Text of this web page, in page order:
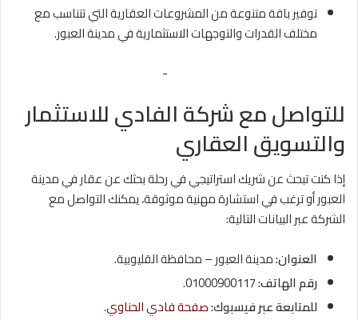
توفير باقة متنوعة من المشروعات العقارية التي تتناسب مع
مختلف القدرات والتوجهات الاستثمارية في مدينة العبور.
-
للتواصل مع شركة الفادي للاستثمار
والتسويق العقاري
إذا كنت تبحث عن شريك استراتيجي في رحلة بحثك عن عقار في مدينة
العبور أو ترغب في استشارة مهنية موثوقة، يمكنك التواصل مع
الشركة عبر البيانات التالية:
العنوان:مدينة العبور – محافظة القليوبية.
رقم الهاتف:
.
للمتابعة عبر فيسبوك:صفحة فادي الحناوي.